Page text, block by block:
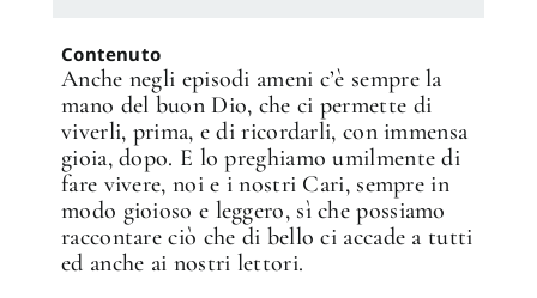
Contenuto
Anche negli episodi ameni c’è sempre la
mano del buon Dio, che ci permette di
viverli, prima, e di ricordarli, con immensa
gioia, dopo. E lo preghiamo umilmente di
fare vivere, noi e i nostri Cari, sempre in
modo gioioso e leggero, sì che possiamo
raccontare ciò che di bello ci accade a tutti
ed anche ai nostri lettori.